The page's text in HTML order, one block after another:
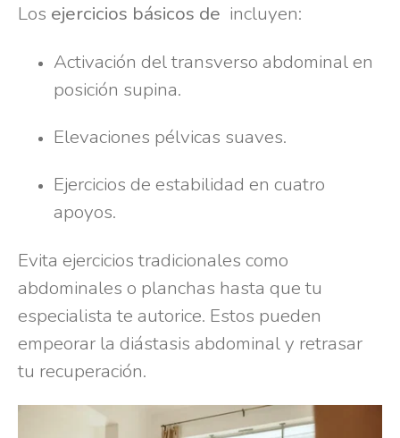
Los ejercicios básicos de incluyen:
Activación del transverso abdominal en
posición supina.
Elevaciones pélvicas suaves.
Ejercicios de estabilidad en cuatro
apoyos.
Evita ejercicios tradicionales como
abdominales o planchas hasta que tu
especialista te autorice. Estos pueden
empeorar la diástasis abdominal y retrasar
tu recuperación.